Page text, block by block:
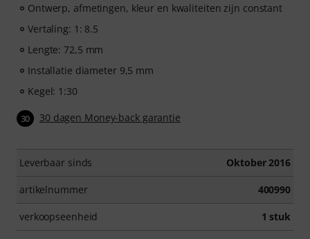
Ontwerp, afmetingen, kleur en kwaliteiten zijn constant
Vertaling: 1: 8.5
Lengte: 72,5 mm
Installatie diameter 9,5 mm
Kegel: 1:30
30 30 dagen Money-back garantie
Leverbaar sinds Oktober 2016
artikelnummer 400990
verkoopseenheid 1 stuk